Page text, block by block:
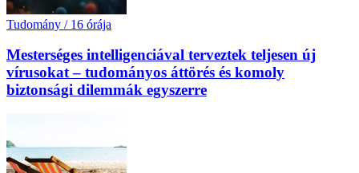
Tudomány / 16 órája
Mesterséges intelligenciával terveztek teljesen új
vírusokat – tudományos áttörés és komoly
biztonsági dilemmák egyszerre